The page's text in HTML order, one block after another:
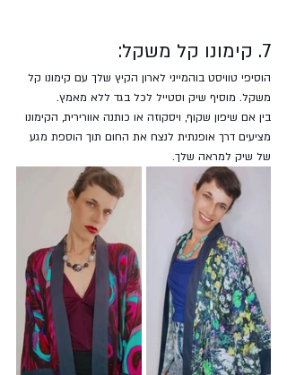
7. קימונו קל משקל:
הוסיפי טוויסט בוהמייני לארון הקיץ שלך עם קימונו קל
משקל. מוסיף שיק וסטייל לכל בגד ללא מאמץ.
בין אם שיפון שקוף, ויסקוזה או כותנה אוורירית, הקימונו
מציעים דרך אופנתית לנצח את החום תוך הוספת מגע
של שיק למראה שלך.